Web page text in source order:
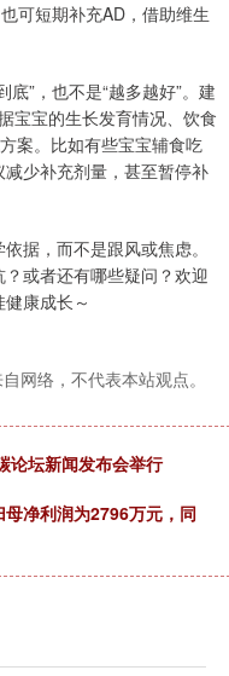
可短期补充AD，借助维生
”，也不是“越多越好”。建
宝宝的生长发育情况、饮食
案。比如有些宝宝辅食吃
少补充剂量，甚至暂停补
据，而不是跟风或焦虑。
或者还有哪些疑问？欢迎
康成长～
网络，不代表本站观点。
论坛新闻发布会举行
净利润为2796万元，同